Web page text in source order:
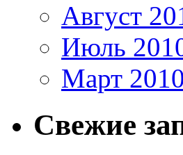
Август
Июль
Март 2010
Свежие